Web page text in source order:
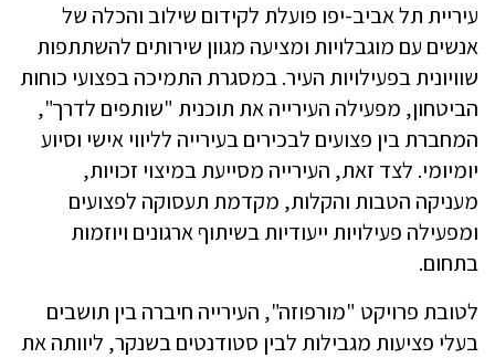
עיריית תל אביב-יפו פועלת לקידום שילוב והכלה של
אנשים עם מוגבלויות ומציעה מגוון שירותים להשתתפות
שוויונית בפעילויות העיר. במסגרת התמיכה בפצועי כוחות
הביטחון, מפעילה העירייה את תוכנית "שותפים לדרך",
המחברת בין פצועים לבכירים בעירייה לליווי אישי וסיוע
יומיומי. לצד זאת, העירייה מסייעת במיצוי זכויות,
מעניקה הטבות והקלות, מקדמת תעסוקה לפצועים
ומפעילה פעילויות ייעודיות בשיתוף ארגונים ויוזמות
בתחום.
לטובת פרויקט "מורפוזה", העירייה חיברה בין תושבים
בעלי פציעות מגבילות לבין סטודנטים בשנקר, ליוותה את